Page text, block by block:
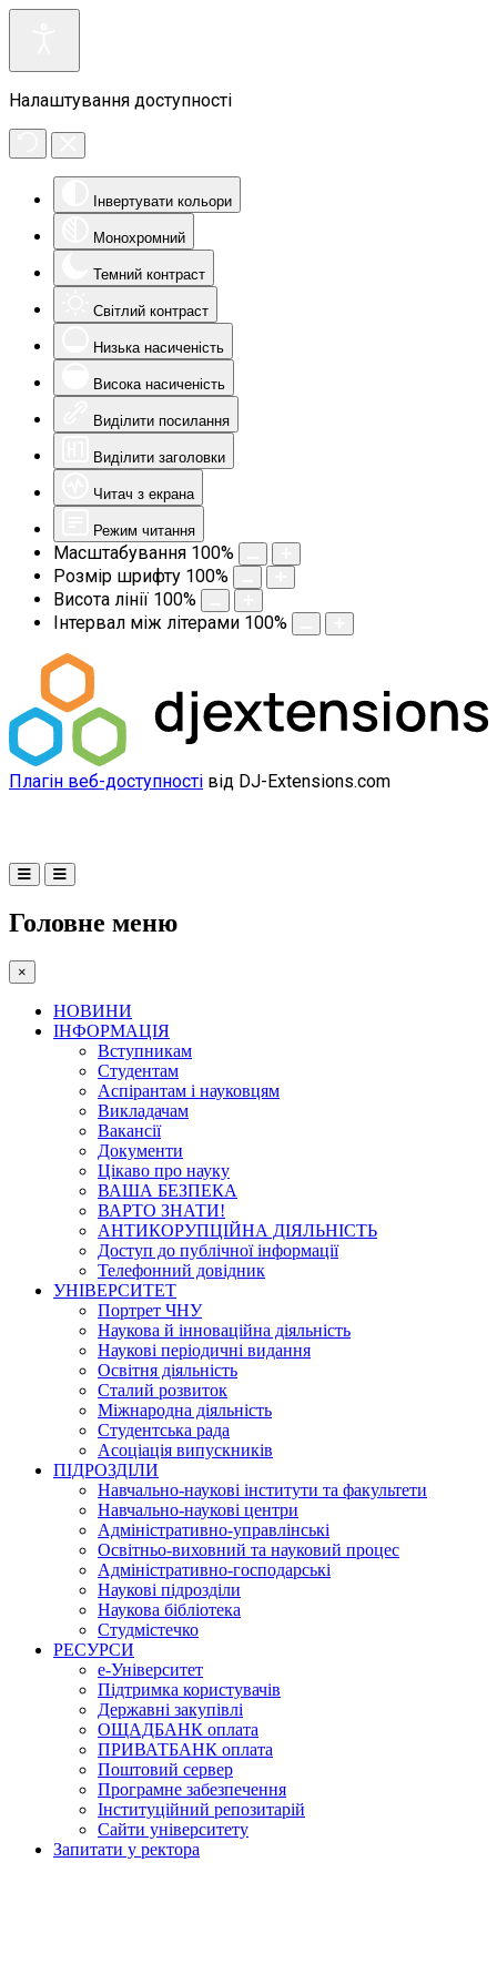
Налаштування доступності
Інвертувати кольори
Монохромний
Темний контраст
Світлий контраст
Низька насиченість
Висока насиченість
Виділити посилання
Виділити заголовки
Читач з екрана
Режим читання
Масштабування 100%
Розмір шрифту 100%
Висота лінії 100%
Інтервал між літерами 100%
Плагін веб-доступності від DJ-Extensions.com
Головне меню
×
НОВИНИ
ІНФОРМАЦІЯ
Вступникам
Студентам
Аспірантам і науковцям
Викладачам
Вакансії
Документи
Цікаво про науку
ВАША БЕЗПЕКА
ВАРТО ЗНАТИ!
АНТИКОРУПЦІЙНА ДІЯЛЬНІСТЬ
Доступ до публічної інформації
Телефонний довідник
УНІВЕРСИТЕТ
Портрет ЧНУ
Наукова й інноваційна діяльність
Наукові періодичні видання
Освітня діяльність
Сталий розвиток
Міжнародна діяльність
Студентська рада
Асоціація випускників
ПІДРОЗДІЛИ
Навчально-наукові інститути та факультети
Навчально-наукові центри
Адміністративно-управлінські
Освітньо-виховний та науковий процес
Адміністративно-господарські
Наукові підрозділи
Наукова бібліотека
Студмістечко
РЕСУРСИ
е-Університет
Підтримка користувачів
Державні закупівлі
ОЩАДБАНК оплата
ПРИВАТБАНК оплата
Поштовий сервер
Програмне забезпечення
Інституційний репозитарій
Сайти університету
Запитати у ректора